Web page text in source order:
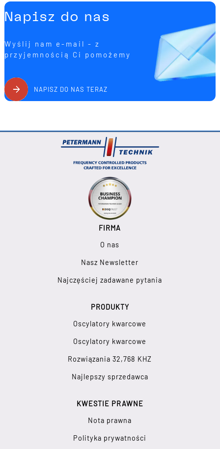
Napisz do nas
Wyślij nam e-mail - z
przyjemnością Ci pomożemy
NAPISZ DO NAS TERAZ
FIRMA
O nas
Nasz Newsletter
Najczęściej zadawane pytania
PRODUKTY
Oscylatory kwarcowe
Oscylatory kwarcowe
Rozwiązania 32,768 KHZ
Najlepszy sprzedawca
KWESTIE PRAWNE
Nota prawna
Polityka prywatności